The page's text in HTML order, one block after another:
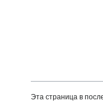
Эта страница в